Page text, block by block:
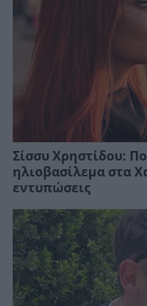
Σίσσυ Χρηστίδου:
ηλιοβασίλεμα στα
εντυπώσεις